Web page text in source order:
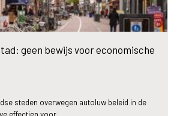
geen bewijs voor economische
steden overwegen autoluw beleid in de